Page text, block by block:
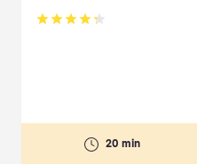
Betyg: 4.3 av 5
20 min